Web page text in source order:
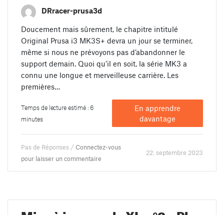
DRracer-prusa3d
Doucement mais sûrement, le chapitre intitulé
Original Prusa i3 MK3S+ devra un jour se terminer,
même si nous ne prévoyons pas d’abandonner le
support demain. Quoi qu’il en soit, la série MK3 a
connu une longue et merveilleuse carrière. Les
premières…
Temps de lecture estimé : 6
minutes
En apprendre
davantage
Pas de Réponses / Connectez-vous
pour laisser un commentaire
22. septembre 2023